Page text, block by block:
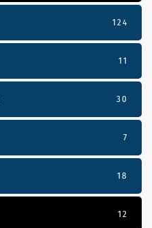
124
11
30
7
18
12